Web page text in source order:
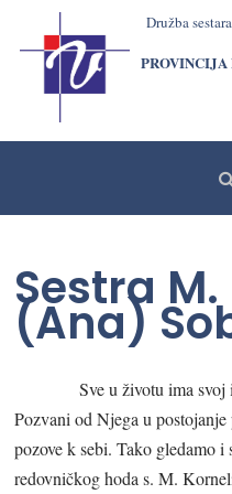
Družba
PROVINCIJA
Sestra
(Ana)
Sve u životu ima svoj
Pozvani od Njega u
pozove k sebi. Tako gledamo
redovničkog hoda s. M.